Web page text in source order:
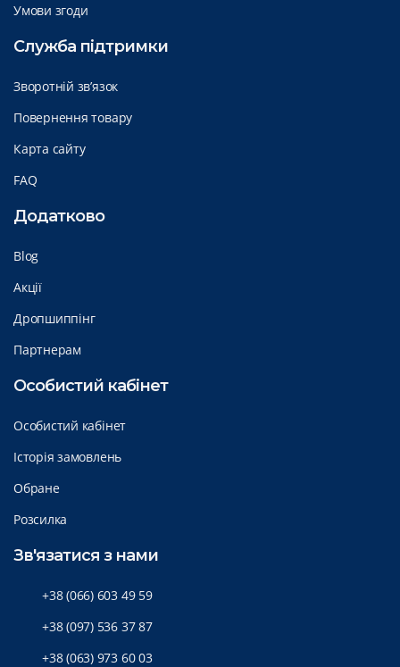
Умови згоди
Служба підтримки
Зворотній зв’язок
Повернення товару
Карта сайту
FAQ
Додатково
Blog
Акції
Дропшиппінг
Партнерам
Особистий кабінет
Особистий кабінет
Історія замовлень
Обране
Розсилка
Зв'язатися з нами
+38 (066) 603 49 59
+38 (097) 536 37 87
+38 (063) 973 60 03